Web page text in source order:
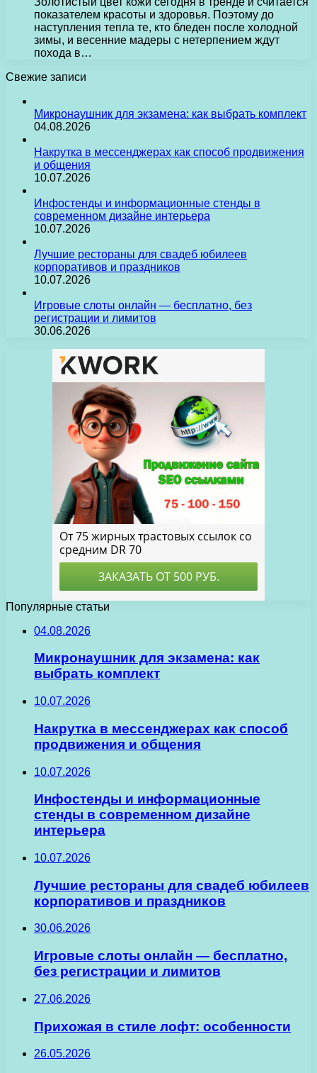
показателем красоты и здоровья. Поэтому до
наступления тепла те, кто бледен после холодной
зимы, и весенние мадеры с нетерпением ждут
похода в…
Свежие записи
Микронаушник для экзамена: как выбрать комплект
04.08.2026
Накрутка в мессенджерах как способ продвижения
и общения
10.07.2026
Инфостенды и информационные стенды в
современном дизайне интерьера
10.07.2026
Лучшие рестораны для свадеб юбилеев
корпоративов и праздников
10.07.2026
Игровые слоты онлайн — бесплатно, без
регистрации и лимитов
30.06.2026
Популярные статьи
04.08.2026
Микронаушник для экзамена: как
выбрать комплект
10.07.2026
Накрутка в мессенджерах как способ
продвижения и общения
10.07.2026
Инфостенды и информационные
стенды в современном дизайне
интерьера
10.07.2026
Лучшие рестораны для свадеб юбилеев
корпоративов и праздников
30.06.2026
Игровые слоты онлайн — бесплатно,
без регистрации и лимитов
27.06.2026
Прихожая в стиле лофт: особенности
26.05.2026